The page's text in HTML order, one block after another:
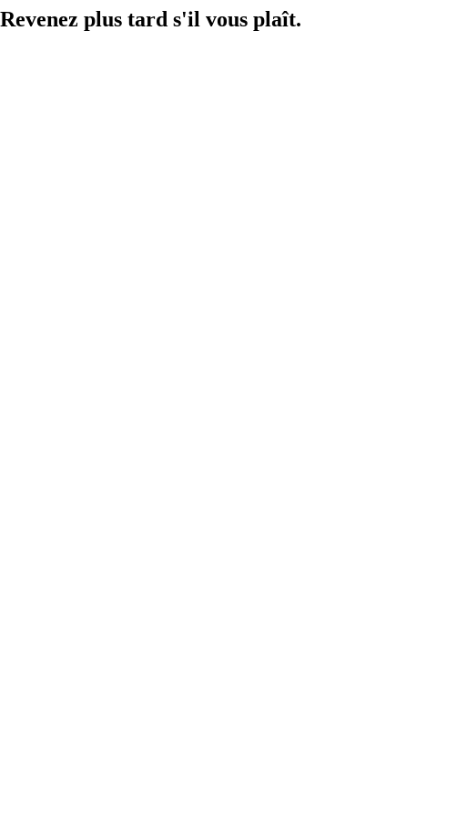
plus tard s'il vous plaît.